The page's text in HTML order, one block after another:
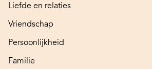
Liefde en relaties
Vriendschap
Persoonlijkheid
Familie